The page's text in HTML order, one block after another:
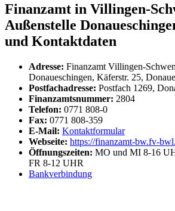
Finanzamt in Villingen-
Außenstelle
und Kontaktdaten
Adresse: Finanzamt Villingen-
Donaueschingen, Käferstr. 25,
Postfachadresse: Postfach 1269,
Finanzamtsnummer: 2804
Telefon: 0771 808-0
Fax: 0771 808-359
E-Mail: Kontaktformular
Webseite: https://finanzamt-bw.fv-
Öffnungszeiten: MO und MI 8-16
FR 8-12 UHR
Bankverbindung